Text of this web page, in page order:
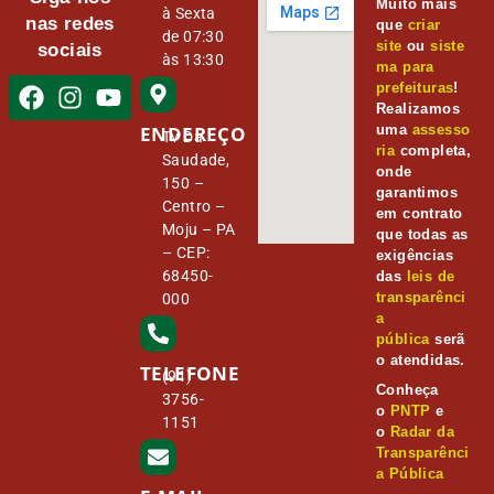
nas redes
sociais
à Sexta
de 07:30
às 13:30
ENDEREÇO
Tv Da
Saudade,
150 –
Centro –
Moju – PA
– CEP:
68450-
000
TELEFONE
(91)
3756-
1151
Muito mais
que criar
site ousiste
ma para
prefeituras!
Realizamos
uma assesso
ria completa,
onde
garantimos
em contrato
que todas as
exigências
das leis de
transparênci
a
pública serã
o atendidas.
Conheça
o PNTP e
o Radar da
Transparênci
a Pública